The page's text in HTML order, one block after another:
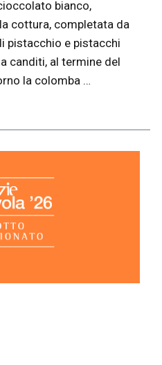
bianco,
cottura, completata da
pistacchio e pistacchi
canditi, al termine del
la colomba …